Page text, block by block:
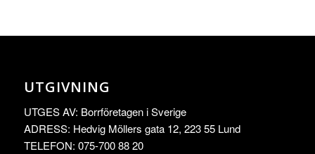
UTGIVNING
UTGES AV: Borrföretagen i Sverige
ADRESS: Hedvig Möllers gata 12, 223 55 Lund
TELEFON: 075-700 88 20